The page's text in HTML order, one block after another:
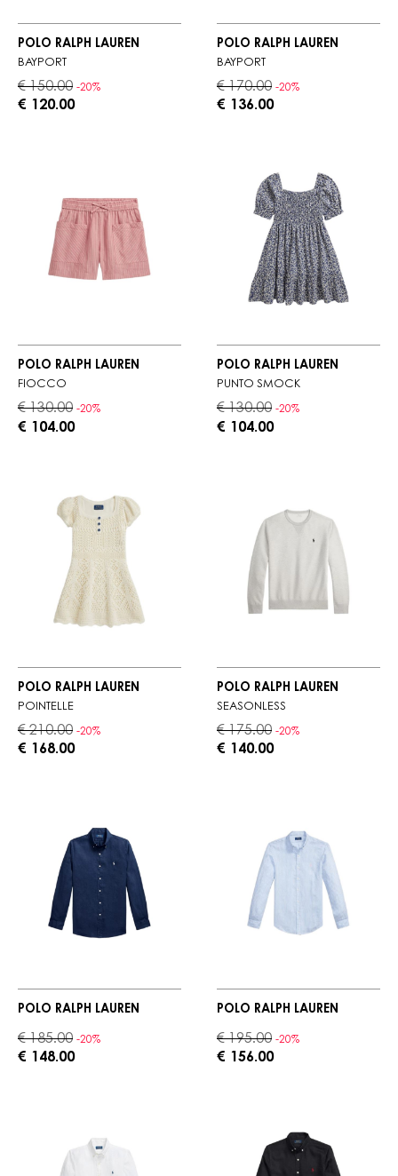
POLO RALPH LAUREN
BAYPORT
€ 150.00 -20%
€ 120.00
POLO RALPH LAUREN
BAYPORT
€ 170.00 -20%
€ 136.00
POLO RALPH LAUREN
FIOCCO
€ 130.00 -20%
€ 104.00
POLO RALPH LAUREN
PUNTO SMOCK
€ 130.00 -20%
€ 104.00
POLO RALPH LAUREN
POINTELLE
€ 210.00 -20%
€ 168.00
POLO RALPH LAUREN
SEASONLESS
€ 175.00 -20%
€ 140.00
POLO RALPH LAUREN
€ 185.00 -20%
€ 148.00
POLO RALPH LAUREN
€ 195.00 -20%
€ 156.00